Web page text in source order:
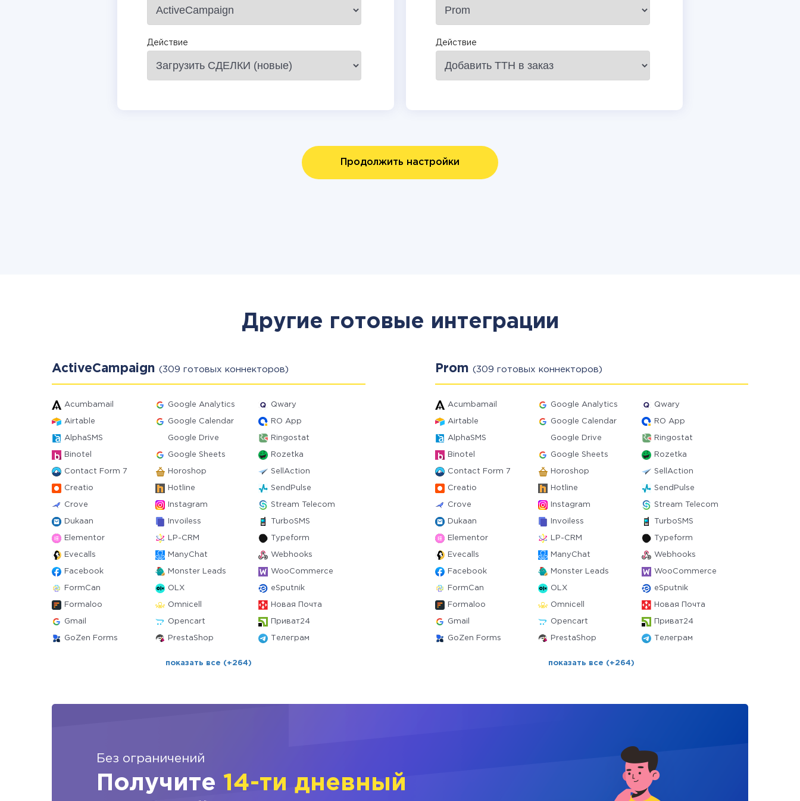
Действие Действие
Продолжить настройки
Другие готовые интеграции
ActiveCampaign (309 готовых коннекторов)
Acumbamail Google Analytics Qwary
Airtable Google Calendar RO App
AlphaSMS Google Drive Ringostat
Binotel Google Sheets Rozetka
Contact Form 7 Horoshop SellAction
Creatio Hotline SendPulse
Crove Instagram Stream Telecom
Dukaan Invoiless TurboSMS
Elementor LP-CRM Typeform
Evecalls ManyChat Webhooks
Facebook Monster Leads WooCommerce
FormCan OLX eSputnik
Formaloo Omnicell Новая Почта
Gmail Opencart Приват24
GoZen Forms PrestaShop Телеграм
показать все (+264)
Prom (309 готовых коннекторов)
Acumbamail Google Analytics Qwary
Airtable Google Calendar RO App
AlphaSMS Google Drive Ringostat
Binotel Google Sheets Rozetka
Contact Form 7 Horoshop SellAction
Creatio Hotline SendPulse
Crove Instagram Stream Telecom
Dukaan Invoiless TurboSMS
Elementor LP-CRM Typeform
Evecalls ManyChat Webhooks
Facebook Monster Leads WooCommerce
FormCan OLX eSputnik
Formaloo Omnicell Новая Почта
Gmail Opencart Приват24
GoZen Forms PrestaShop Телеграм
показать все (+264)
Без ограничений
Получите 14-ти дневный